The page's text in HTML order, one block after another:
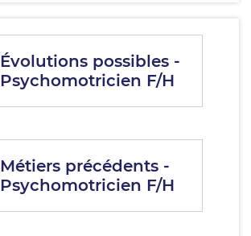
Évolutions possibles -
Psychomotricien F/H
Métiers précédents -
Psychomotricien F/H